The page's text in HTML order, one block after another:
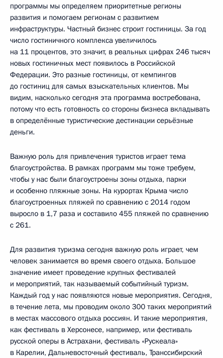
программы мы определяем приоритетные регионы
развития и помогаем регионам с развитием
инфраструктуры. Частный бизнес строит гостиницы. За год
число гостиничного комплекса увеличилось
на 11 процентов, это значит, в реальных цифрах 246 тысяч
новых гостиничных мест появилось в Российской
Федерации. Это разные гостиницы, от кемпингов
до гостиниц для самых взыскательных клиентов. Мы
видим, насколько сегодня эта программа востребована,
потому что есть готовность со стороны бизнеса вкладывать
в определённые туристические дестинации серьёзные
деньги.
Важную роль для привлечения туристов играет тема
благоустройства. В рамках программ мы тоже требуем,
чтобы у нас были благоустроены зоны отдыха, парки
и особенно пляжные зоны. На курортах Крыма число
благоустроенных пляжей по сравнению с 2014 годом
выросло в 1,7 раза и составило 455 пляжей по сравнению
с 261.
Для развития туризма сегодня важную роль играет, чем
человек занимается во время своего отдыха. Большое
значение имеет проведение крупных фестивалей
и мероприятий, так называемый событийный туризм.
Каждый год у нас появляются новые мероприятия. Сегодня,
в течение лета, мы проводим около 300 таких мероприятий
в местах массового отдыха россиян. И такие мероприятия,
как фестиваль в Херсонесе, например, или фестиваль
русской оперы в Астрахани, фестиваль «Рускеала»
в Карелии, Дальневосточный фестиваль, Транссибирский